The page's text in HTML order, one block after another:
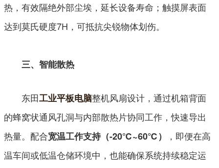
热，有效隔绝外部尘埃，延长设备寿命；触摸屏表面
达到莫氏硬度7H，可抵抗尖锐物体划伤。
三、智能散热
东田工业平板电脑整机风扇设计，通过机箱背面
的蜂窝状通风孔洞与内部散热片协同工作，快速导出
热量。配合宽温工作支持（-20℃~60℃）
，即便在高
温车间或低温仓储环境中，也能确保系统持续稳定运